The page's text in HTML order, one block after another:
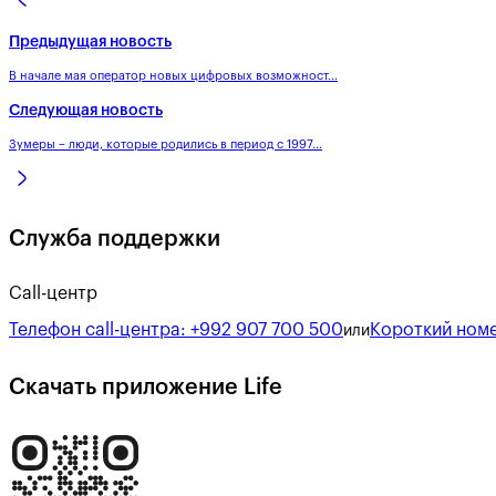
Предыдущая новость
В начале мая оператор новых цифровых возможност...
Следующая новость
Зумеры – люди, которые родились в период с 1997...
Служба поддержки
Call-центр
Телефон call-центра: +992 907 700 500или Короткий
Скачать приложение Life